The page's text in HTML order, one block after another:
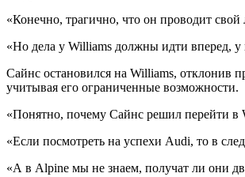
«Конечно, трагично, что он проводит
«Но дела у Williams должны идти вперед,
Сайнс остановился на Williams, отклонив
учитывая его ограниченные возможности.
«Понятно, почему Сайнс решил перейти в
«Если посмотреть на успехи Audi, то в
«А в Alpine мы не знаем, получат ли они